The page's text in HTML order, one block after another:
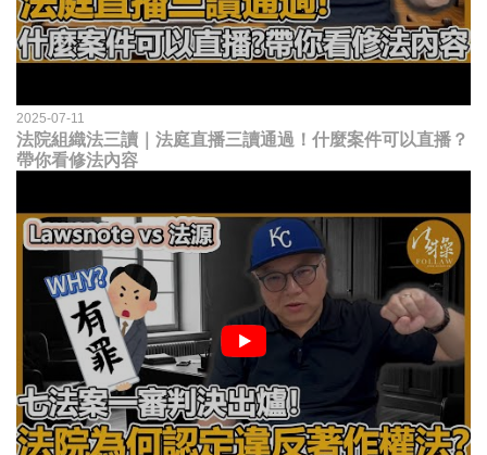
2025-07-11
法院組織法三讀｜法庭直播三讀通過！什麼案件可以直播？
帶你看修法內容